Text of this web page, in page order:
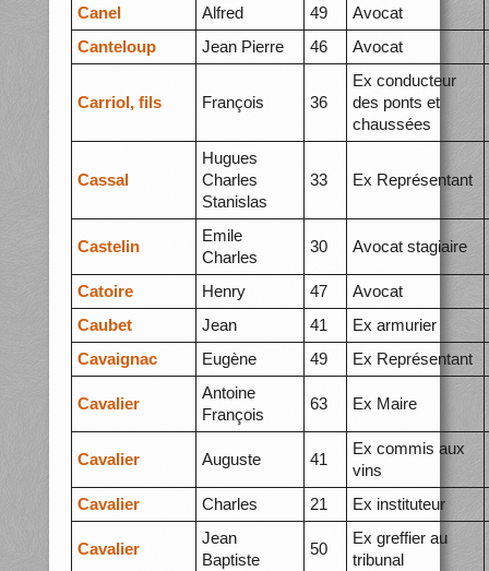
Canel Alfred 49
Avocat
Canteloup
Jean Pierre 46 Avocat
Carriol, fils François 36
Ex conducteur
des ponts et
chaussées
Cassal
Hugues
Charles
Stanislas
33 Ex Représentant
Castelin
Emile
Charles
30 Avocat stagiaire
Catoire Henry 47
Avocat
Caubet
Jean 41
Ex armurier
Cavaignac
Eugène 49 Ex Représentant
Cavalier
Antoine
François
63 Ex Maire
Cavalier Auguste 41
Ex commis aux
vins
Cavalier
Charles 21 Ex instituteur
Cavalier
Jean
Baptiste
50
Ex greffier au
tribunal